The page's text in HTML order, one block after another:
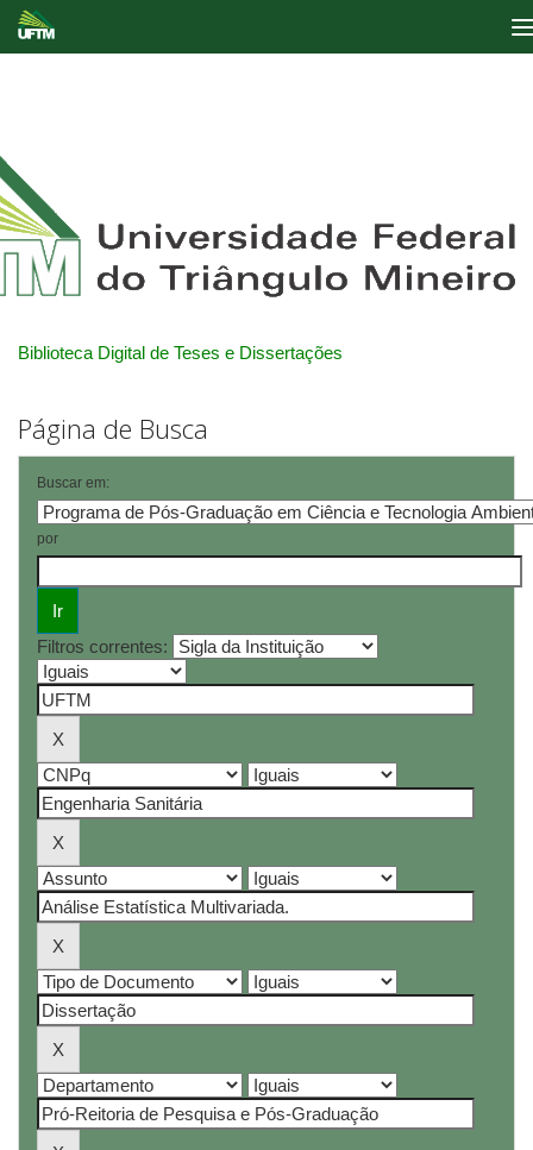
Biblioteca Digital de Teses e Dissertações
Página de Busca
Buscar em:
por
Filtros correntes: